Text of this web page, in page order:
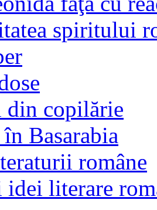
spiritului
copilărie
Basarabia
române
literare